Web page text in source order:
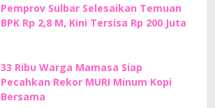
Pemprov Sulbar Selesaikan Temuan
BPK Rp 2,8 M, Kini Tersisa Rp 200 Juta
33 Ribu Warga Mamasa Siap
Pecahkan Rekor MURI Minum Kopi
Bersama